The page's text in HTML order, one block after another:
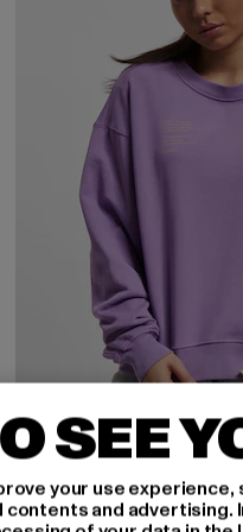
FREDDY
Lifestyle Brushed
30,00 EUR
Derzeitiger Preis: 30,00
59,99 EUR
SEE
your use
and